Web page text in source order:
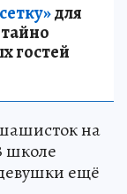
для
гостей
на
школе
ещё